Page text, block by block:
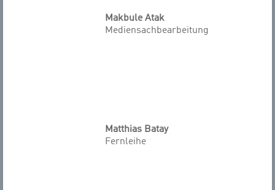
Makbule Atak
Mediensachbearbeitung
Matthias Batay
Fernleihe